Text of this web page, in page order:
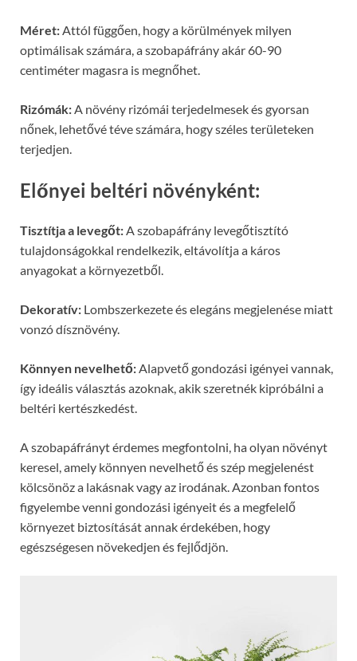
Méret:Attól függően, hogy a körülmények milyen
optimálisak számára, a szobapáfrány akár 60-90
centiméter magasra is megnőhet.
Rizómák:A növény rizómái terjedelmesek és gyorsan
nőnek, lehetővé téve számára, hogy széles területeken
terjedjen.
Előnyei beltéri növényként:
Tisztítja a levegőt: A szobapáfrány levegőtisztító
tulajdonságokkal rendelkezik, eltávolítja a káros
anyagokat a környezetből.
Dekoratív: Lombszerkezete és elegáns megjelenése miatt
vonzó dísznövény.
Könnyen nevelhető: Alapvető gondozási igényei vannak,
így ideális választás azoknak, akik szeretnék kipróbálni a
beltéri kertészkedést.
A szobapáfrányt érdemes megfontolni, ha olyan növényt
keresel, amely könnyen nevelhető és szép megjelenést
kölcsönöz a lakásnak vagy az irodának. Azonban fontos
figyelembe venni gondozási igényeit és a megfelelő
környezet biztosítását annak érdekében, hogy
egészségesen növekedjen és fejlődjön.